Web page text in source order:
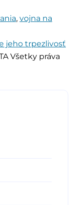
, vojna na
jeho trpezlivosť
Všetky práva